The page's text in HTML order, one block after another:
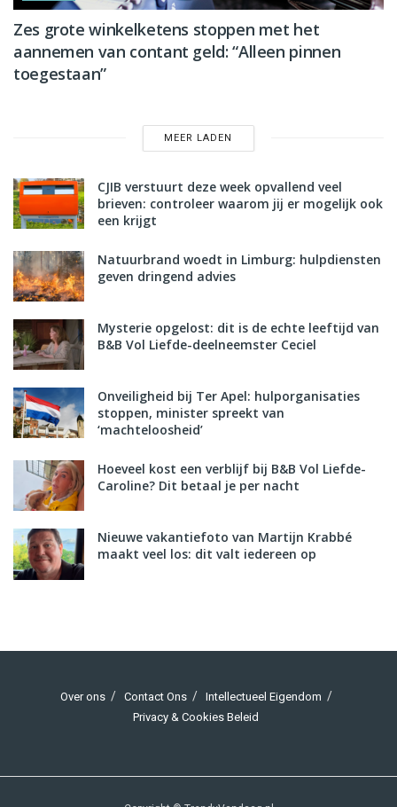
Zes grote winkelketens stoppen met het
aannemen van contant geld: “Alleen pinnen
toegestaan”
MEER LADEN
CJIB verstuurt deze week opvallend veel
brieven: controleer waarom jij er mogelijk ook
een krijgt
Natuurbrand woedt in Limburg: hulpdiensten
geven dringend advies
Mysterie opgelost: dit is de echte leeftijd van
B&B Vol Liefde-deelneemster Ceciel
Onveiligheid bij Ter Apel: hulporganisaties
stoppen, minister spreekt van
‘machteloosheid’
Hoeveel kost een verblijf bij B&B Vol Liefde-
Caroline? Dit betaal je per nacht
Nieuwe vakantiefoto van Martijn Krabbé
maakt veel los: dit valt iedereen op
Over ons Contact Ons
Intellectueel Eigendom
Privacy & Cookies Beleid